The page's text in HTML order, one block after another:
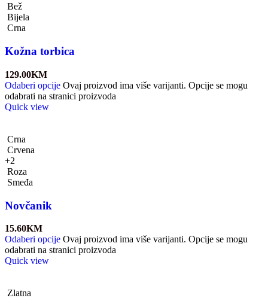
Bež
Bijela
Crna
Kožna torbica
129.00KM
Odaberi opcije Ovaj proizvod ima više varijanti. Opcije se mogu
odabrati na stranici proizvoda
Quick view
Crna
Crvena
+2
Roza
Smeđa
Novčanik
15.60KM
Odaberi opcije Ovaj proizvod ima više varijanti. Opcije se mogu
odabrati na stranici proizvoda
Quick view
Zlatna